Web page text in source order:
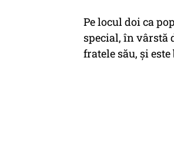
Pe locul doi ca
special, în vârstă
fratele său, și